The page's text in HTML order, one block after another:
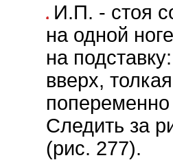
И.П. - стоя
на одной
на
вверх,
Следить за
(рис. 277).